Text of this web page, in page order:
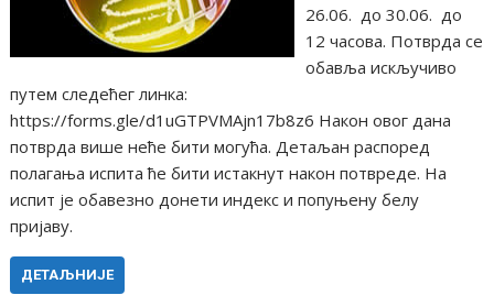
26.06. до 30.06. до
12 часова. Потврда се
обавља искључиво
путем следећег линка:
https://forms.gle/d1uGTPVMAjn17b8z6 Након овог дана
потврда више неће бити могућа. Детаљан распоред
полагања испита ће бити истакнут након потвреде. На
испит је обавезно донети индекс и попуњену белу
пријаву.
ДЕТАЉНИЈЕ